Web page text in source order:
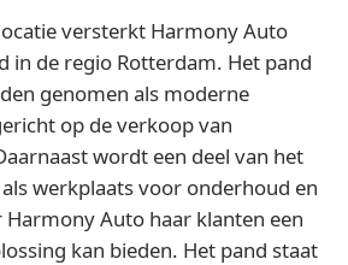
versterkt Harmony Auto
in de regio Rotterdam. Het pand
genomen als moderne
op de verkoop van
wordt een deel van het
werkplaats voor onderhoud en
Auto haar klanten een
kan bieden. Het pand staat